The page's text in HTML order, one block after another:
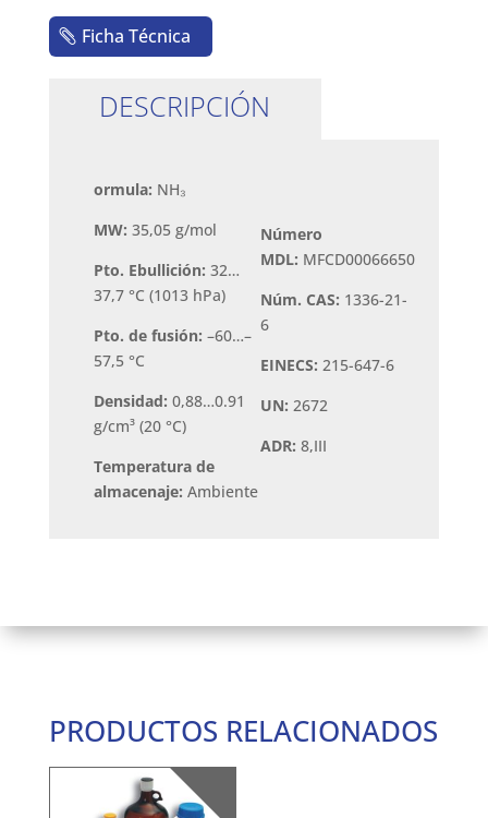
Ficha Técnica
DESCRIPCIÓN
ormula: NH₃
MW: 35,05 g/mol
Pto. Ebullición: 32…
37,7 °C (1013 hPa)
Pto. de fusión: –60…–
57,5 °C
Densidad: 0,88…0.91
g/cm³ (20 °C)
Temperatura de
almacenaje: Ambiente
Número
MDL: MFCD00066650
Núm. CAS: 1336-21-
6
EINECS: 215-647-6
UN: 2672
ADR: 8,III
PRODUCTOS RELACIONADOS